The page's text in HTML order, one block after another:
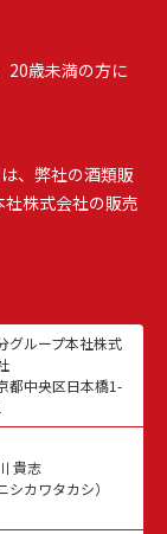
20歳未満の方に
、弊社の酒類販
株式会社の販売
グループ本社株式
都中央区日本橋1-
貴志
シカワタカシ）